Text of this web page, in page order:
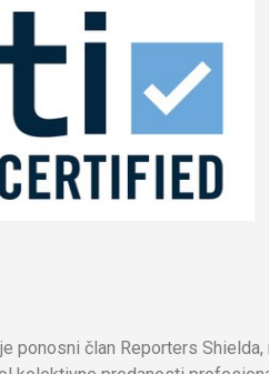
ponosni član Reporters